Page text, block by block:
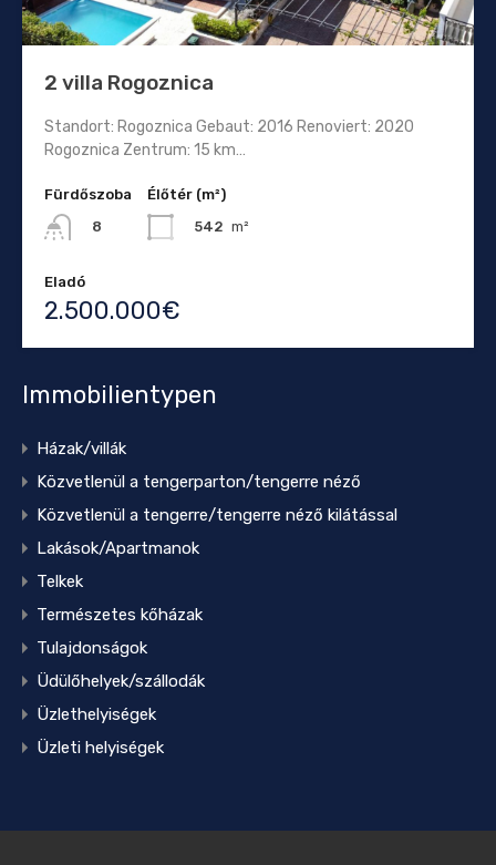
2 villa Rogoznica
Standort: Rogoznica Gebaut: 2016 Renoviert: 2020
Rogoznica Zentrum: 15 km…
Fürdőszoba
8
Élőtér (m²)
542 m²
Eladó
2.500.000€
Immobilientypen
Házak/villák
Közvetlenül a tengerparton/tengerre néző
Közvetlenül a tengerre/tengerre néző kilátással
Lakások/Apartmanok
Telkek
Természetes kőházak
Tulajdonságok
Üdülőhelyek/szállodák
Üzlethelyiségek
Üzleti helyiségek